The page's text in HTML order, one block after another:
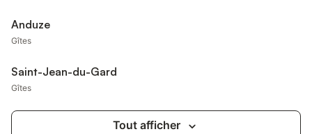
Anduze
Gîtes
Saint-Jean-du-Gard
Gîtes
Tout afficher